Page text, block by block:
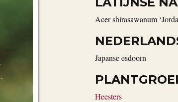
Acer shirasawanum
Japanse esdoorn
Heesters